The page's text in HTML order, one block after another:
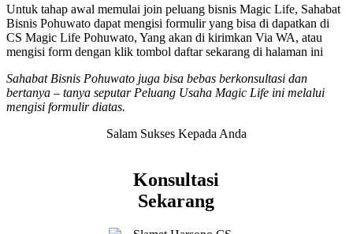
Untuk tahap awal memulai join peluang bisnis Magic Life, Sahabat
Bisnis Pohuwato dapat mengisi formulir yang bisa di dapatkan di
CS Magic Life Pohuwato, Yang akan di kirimkan Via WA, atau
mengisi form dengan klik tombol daftar sekarang di halaman ini
Sahabat Bisnis Pohuwato juga bisa bebas berkonsultasi dan
bertanya – tanya seputar Peluang Usaha Magic Life ini melalui
mengisi formulir diatas.
Salam Sukses Kepada Anda
Konsultasi
Sekarang